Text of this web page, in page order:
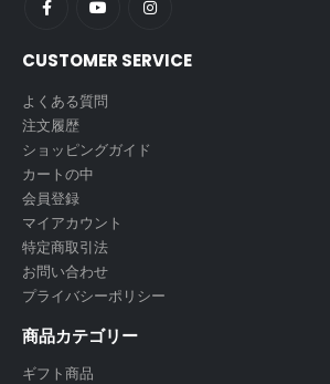
CUSTOMER SERVICE
よくある質問
注文履歴
ショッピングガイド
カートの中
会員登録
マイアカウント
特定商取引法
お問い合わせ
プライバシーポリシー
商品カテゴリー
ギフト商品